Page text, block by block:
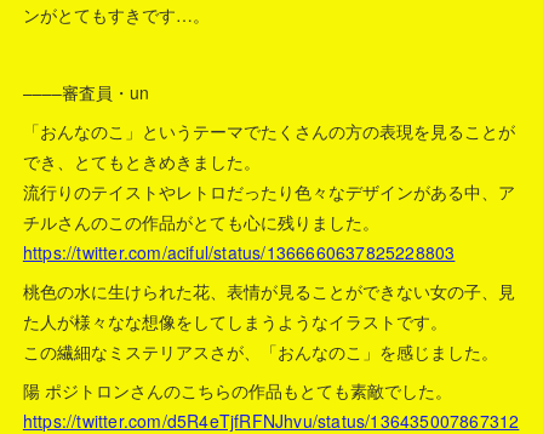
ンがとてもすきです…。
––––審査員・un
「おんなのこ」というテーマでたくさんの方の表現を見ることが
でき、とてもときめきました。
流行りのテイストやレトロだったり色々なデザインがある中、ア
チルさんのこの作品がとても心に残りました。
https://twitter.com/aciful/status/1366660637825228803
桃色の水に生けられた花、表情が見ることができない女の子、見
た人が様々なな想像をしてしまうようなイラストです。
この繊細なミステリアスさが、「おんなのこ」を感じました。
陽 ポジトロンさんのこちらの作品もとても素敵でした。
https://twitter.com/d5R4eTjfRFNJhvu/status/136435007867312